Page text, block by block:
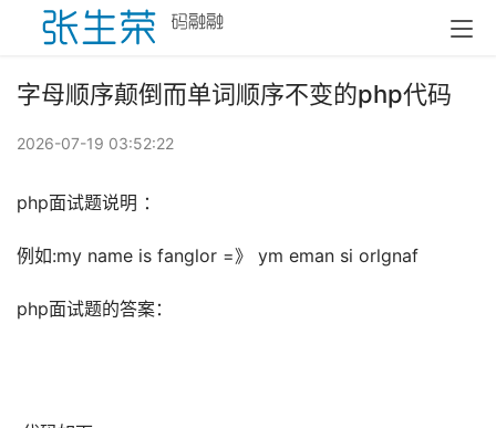
字母顺序颠倒而单词顺序不变的php代码
2026-07-19 03:52:22
php面试题说明 ：
例如:my name is fanglor =》 ym eman si orlgnaf
php面试题的答案：